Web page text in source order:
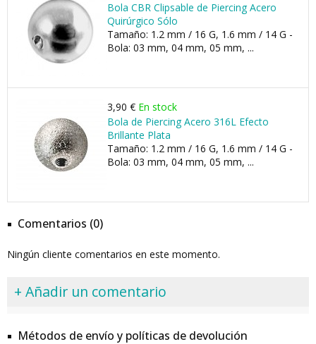
Bola CBR Clipsable de Piercing Acero
Quirúrgico Sólo
Tamaño: 1.2 mm / 16 G, 1.6 mm / 14 G -
Bola: 03 mm, 04 mm, 05 mm, ...
3,90 € En stock
Bola de Piercing Acero 316L Efecto
Brillante Plata
Tamaño: 1.2 mm / 16 G, 1.6 mm / 14 G -
Bola: 03 mm, 04 mm, 05 mm, ...
Comentarios (0)
Ningún cliente comentarios en este momento.
+ Añadir un comentario
Métodos de envío y políticas de devolución